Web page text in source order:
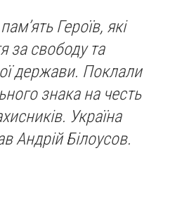
Героїв, які
за свободу та
держави. Поклали
знака на честь
Україна
Андрій Білоусов.